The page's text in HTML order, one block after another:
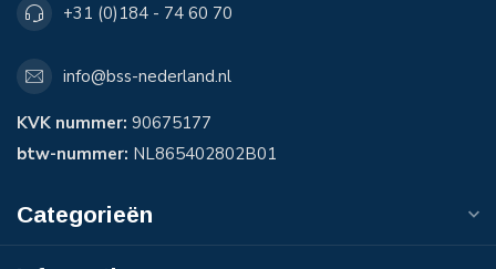
+31 (0)184 - 74 60 70
info@bss-nederland.nl
KVK nummer: 90675177
btw-nummer: NL865402802B01
Categorieën